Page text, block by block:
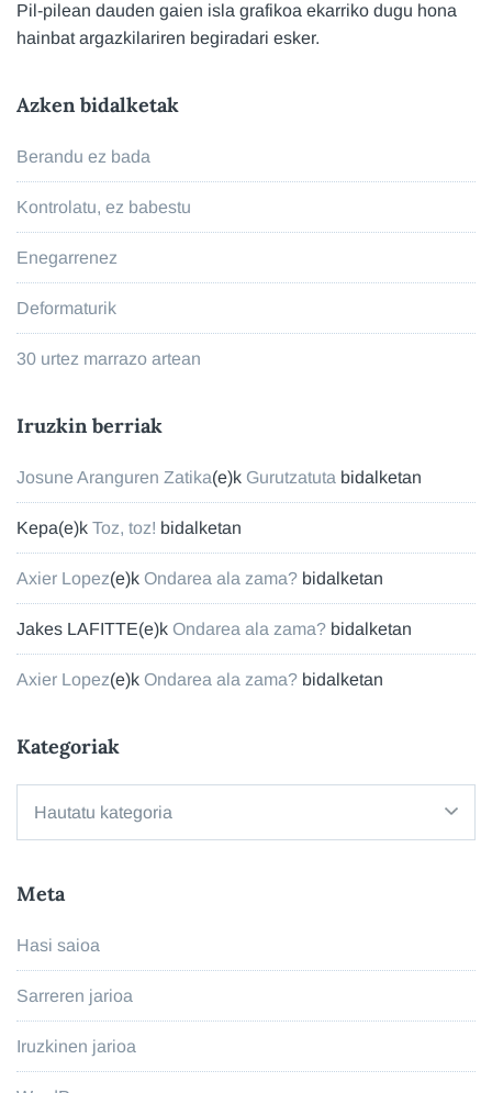
Pil-pilean dauden gaien isla grafikoa ekarriko dugu hona
hainbat argazkilariren begiradari esker.
Azken bidalketak
Berandu ez bada
Kontrolatu, ez babestu
Enegarrenez
Deformaturik
30 urtez marrazo artean
Iruzkin berriak
Josune Aranguren Zatika(e)k Gurutzatuta bidalketan
Kepa(e)k Toz, toz! bidalketan
Axier Lopez(e)k Ondarea ala zama? bidalketan
Jakes LAFITTE(e)k Ondarea ala zama? bidalketan
Axier Lopez(e)k Ondarea ala zama? bidalketan
Kategoriak
Meta
Hasi saioa
Sarreren jarioa
Iruzkinen jarioa